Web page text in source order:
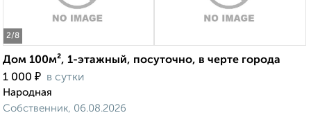
2/8
Дом 100м², 1-этажный, посуточно, в черте города
1 000 ₽ в сутки
Народная
Собственник, 06.08.2026